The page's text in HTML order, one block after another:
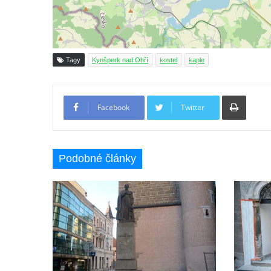
Annáše (U Kaifáše)
Křížová cesta Římov – XII. kaple – Vodní
brána
Křížová cesta Římov – XI. kaple – Ježíš
Křížová cesta Římov – X. kaple – U
Cedronu
chromého žida
Křížová cesta Římov – VIII. kaple – Kristus
svázán a ze zahrady vyhnán
Křížová cesta Římov – VII. kaple – Políbení
Jidášovo
Křížová cesta Římov – VI. kaple – Olivetská
hora (Getsemanská zahrada)
Tagy Kynšperk nad Ohří kostel kaple
Facebook Twitter
Podobné články